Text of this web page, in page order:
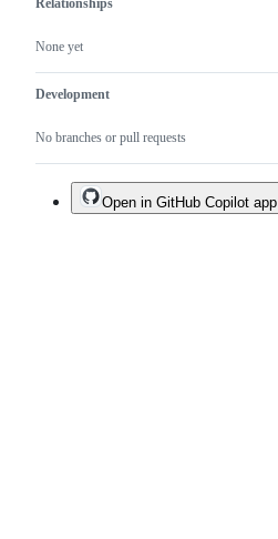
Relationships
None yet
Development
No branches or pull requests
Open in GitHub Copilot app